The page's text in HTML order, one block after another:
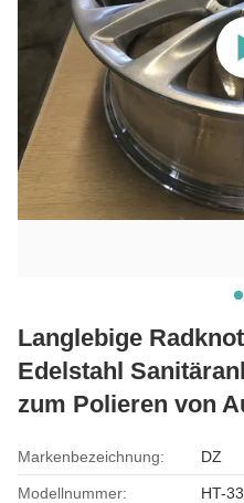
Langlebige
Edelstahl
zum Polieren von
Markenbezeichnung: DZ
Modellnummer: HT-